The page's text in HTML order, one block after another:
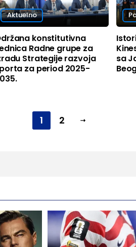
Aktuelno
konstitutivna
Radne grupe za
Strategije razvoja
za period 2025-
sa
1 2